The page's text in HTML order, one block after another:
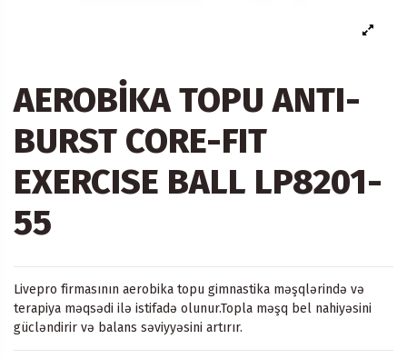
AEROBİKA TOPU ANTI-
BURST CORE-FIT
EXERCISE BALL LP8201-
55
Livepro firmasının aerobika topu gimnastika məşqlərində və
terapiya məqsədi ilə istifadə olunur.Topla məşq bel nahiyəsini
gücləndirir və balans səviyyəsini artırır.